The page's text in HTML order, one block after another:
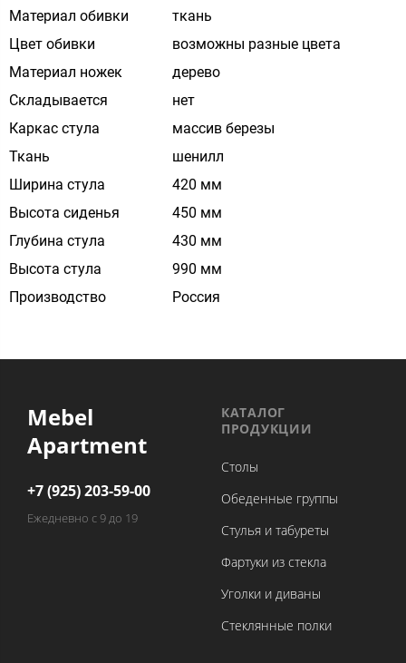
Материал обивки
ткань
Цвет обивки
возможны разные цвета
Материал ножек
дерево
Складывается
нет
Каркас стула
массив березы
Ткань
шенилл
Ширина стула
420 мм
Высота сиденья
450 мм
Глубина стула
430 мм
Высота стула
990 мм
Производство
Россия
Mebel
Apartment
+7 (925) 203-59-00
Ежедневно с 9 до 19
КАТАЛОГ
ПРОДУКЦИИ
Столы
Обеденные группы
Стулья и табуреты
Фартуки из стекла
Уголки и диваны
Стеклянные полки